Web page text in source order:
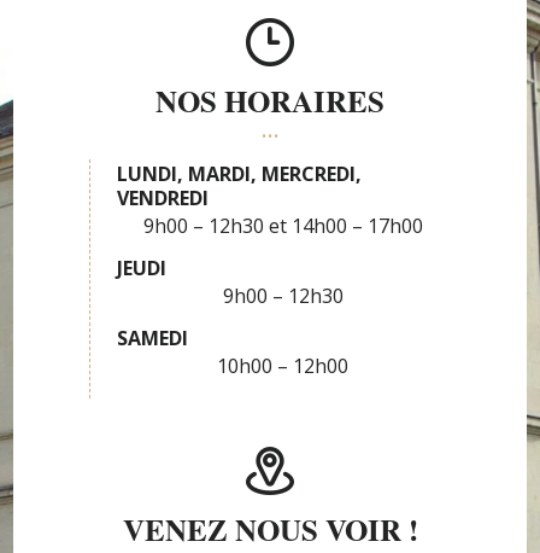
NOS HORAIRES
LUNDI, MARDI, MERCREDI,
VENDREDI
9h00 – 12h30
14h00 – 17h00
JEUDI
9h00 – 12h30
SAMEDI
10h00 – 12h00
VENEZ NOUS VOIR !